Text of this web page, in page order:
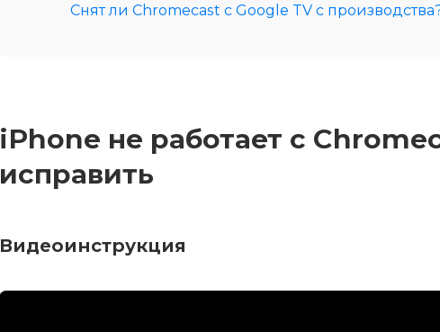
Снят ли Chromecast с Google TV с
iPhone не работает с
исправить
Видеоинструкция